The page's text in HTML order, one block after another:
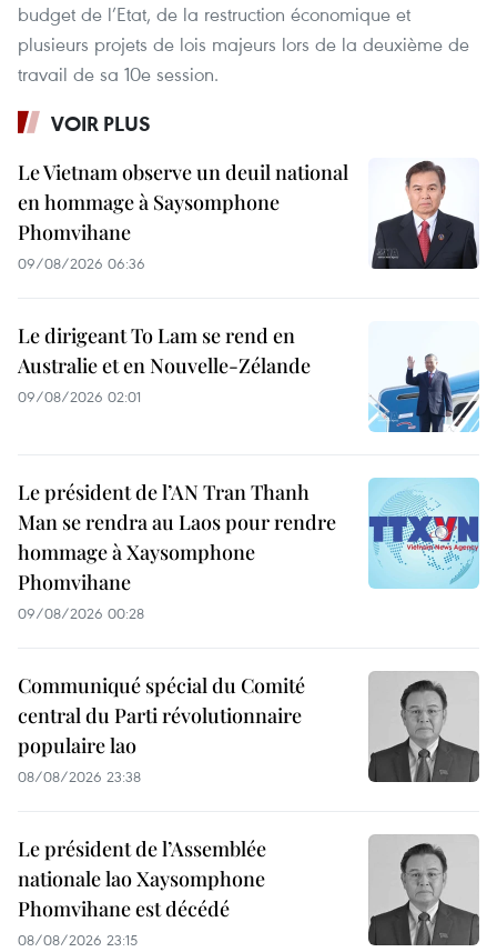
budget de l’Etat, de la restruction économique et
plusieurs projets de lois majeurs lors de la deuxième de
travail de sa 10e session.
VOIR PLUS
Le Vietnam observe un deuil national
en hommage à Saysomphone
Phomvihane
09/08/2026 06:36
Le dirigeant To Lam se rend en
Australie et en Nouvelle-Zélande
09/08/2026 02:01
Le président de l’AN Tran Thanh
Man se rendra au Laos pour rendre
hommage à Xaysomphone
Phomvihane
09/08/2026 00:28
Communiqué spécial du Comité
central du Parti révolutionnaire
populaire lao
08/08/2026 23:38
Le président de l’Assemblée
nationale lao Xaysomphone
Phomvihane est décédé
08/08/2026 23:15